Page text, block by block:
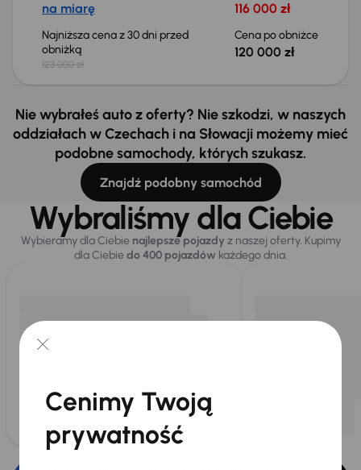
na miarę 116 000 zł
Najniższa cena z 30 dni przed
obniżką
123 000 zł
Cena po obniżce
120 000 zł
Nie wybrałeś auto z oferty? Nie szkodzi, w naszych
oddziałach w Czechach i na Słowacji możemy mieć
podobne samochody, których szukasz.
Znajdź podobny samochód
Wybraliśmy dla Ciebie
Wybieramy dla Ciebie najlepsze pojazdy z naszej oferty. Kupimy
dla Ciebiedo 400 pojazdówkażdego dnia.
Cenimy Twoją
prywatność